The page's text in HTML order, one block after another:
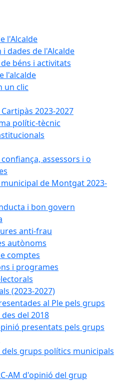
l'Alcalde
dades de l'Alcalde
béns i activitats
l'alcalde
un clic
2023-2027
polític-tècnic
assessors i o
municipal de Montgat 2023-
i bon govern
anti-frau
autònoms
comptes
i programes
(2023-2027)
al Ple pels grups
del 2018
presentats pels grups
dels grups polítics municipals
AM d'opinió del grup